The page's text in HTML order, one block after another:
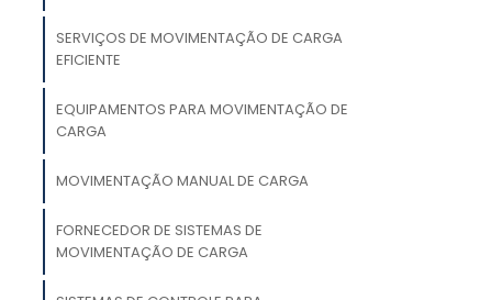
SERVIÇOS DE MOVIMENTAÇÃO DE CARGA
EFICIENTE
EQUIPAMENTOS PARA MOVIMENTAÇÃO DE
CARGA
MOVIMENTAÇÃO MANUAL DE CARGA
FORNECEDOR DE SISTEMAS DE
MOVIMENTAÇÃO DE CARGA